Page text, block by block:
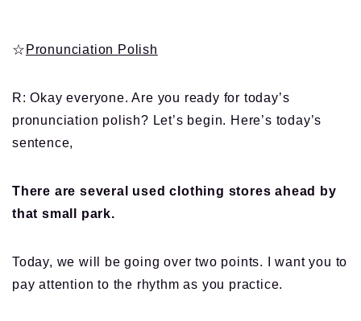
☆ Pronunciation Polish
R: Okay everyone. Are you ready for today’s
pronunciation polish? Let’s begin. Here’s today’s
sentence,
There are several used clothing stores ahead by
that small park.
Today, we will be going over two points. I want you to
pay attention to the rhythm as you practice.